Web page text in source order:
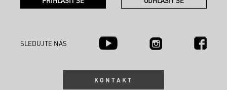
SLEDUJTE NÁS
KONTAKT